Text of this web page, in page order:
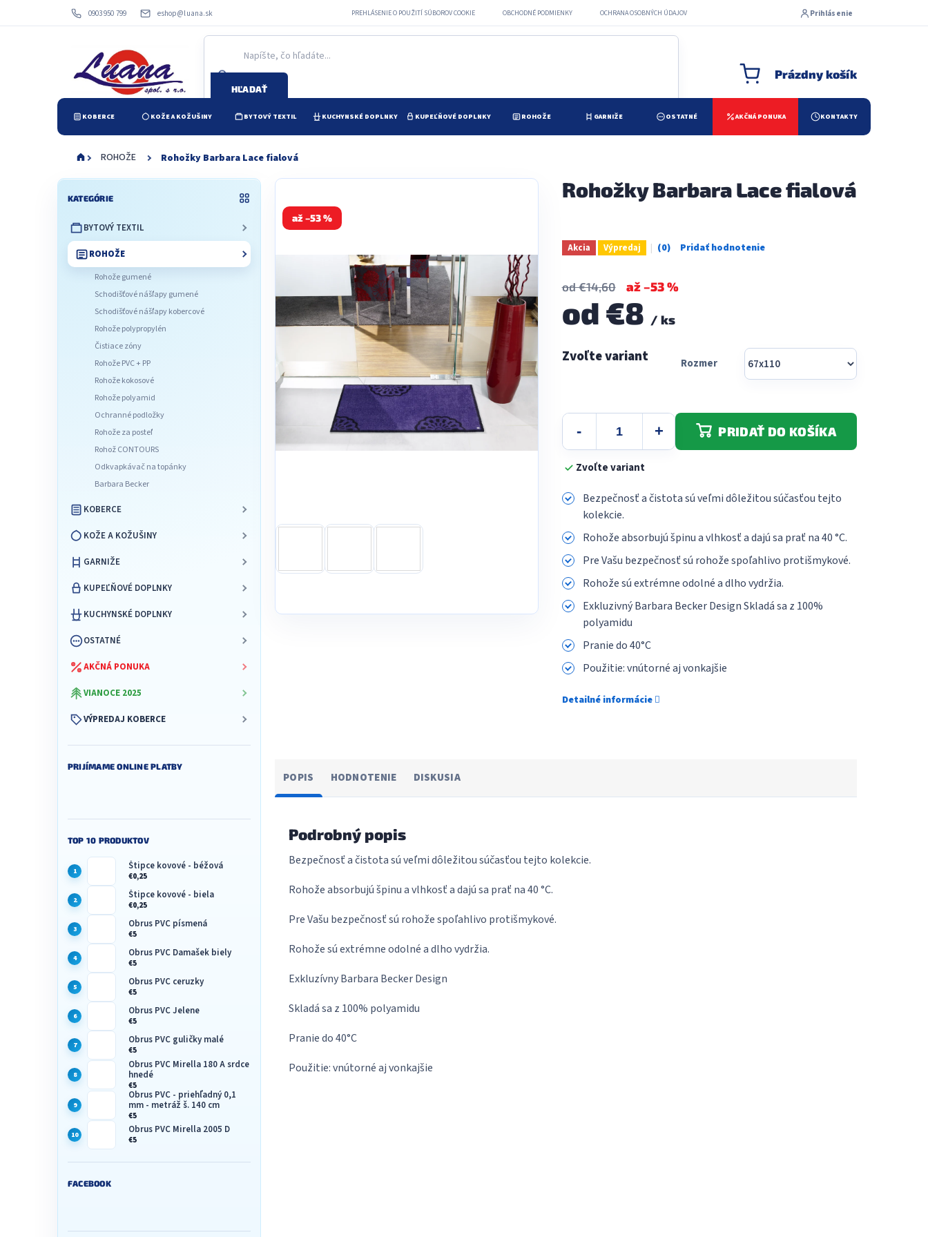
0903 950 799 eshop@luana.sk PREHLÁSENIE O POUŽITÍ SÚBOROV COOKIE OBCHODNÉ PODMIENKY OCHRANA OSOBNÝCH ÚDAJOV Prihlásenie
HĽADAŤ
NÁKUPNÝ KOŠÍK
Prázdny košík
KOBERCE KOŽE A KOŽUŠINY BYTOVÝ TEXTIL KUCHYNSKÉ DOPLNKY KUPEĽŇOVÉ DOPLNKY ROHOŽE GARNIŽE OSTATNÉ AKČNÁ PONUKA KONTAKTY
ROHOŽE Rohožky Barbara Lace fialová
B
Preskočiť
KATEGÓRIE
BYTOVÝ TEXTIL
ROHOŽE
Rohože gumené
Schodišťové nášľapy gumené
Schodišťové nášľapy kobercové
Rohože polypropylén
Čistiace zóny
Rohože PVC + PP
Rohože kokosové
Rohože polyamid
Ochranné podložky
Rohože za posteľ
Rohož CONTOURS
Odkvapkávač na topánky
Barbara Becker
KOBERCE
KOŽE A KOŽUŠINY
GARNIŽE
KUPEĽŇOVÉ DOPLNKY
KUCHYNSKÉ DOPLNKY
OSTATNÉ
AKČNÁ PONUKA
VIANOCE 2025
VÝPREDAJ KOBERCE
PRIJÍMAME ONLINE PLATBY
TOP 10 PRODUKTOV
Štipce kovové - béžová
€0,25
Štipce kovové - biela
€0,25
Obrus PVC písmená
€5
Obrus PVC Damašek biely
€5
Obrus PVC ceruzky
€5
Obrus PVC Jelene
€5
Obrus PVC guličky malé
€5
Obrus PVC Mirella 180 A srdce
hnedé
€5
Obrus PVC - priehľadný 0,1
mm - metráž š. 140 cm
€5
Obrus PVC Mirella 2005 D
€5
FACEBOOK
Rohožky Barbara Lace fialová
Akcia Výpredaj
Priemerné
je
5
až –53 %
od €14,60 až –53 %
od €8 / ks
cena:
Zvoľte variant
Rozmer
PRIDAŤ DO KOŠÍKA
Bezpečnosť a čistota sú veľmi dôležitou súčasťou tejto
kolekcie.
Rohože absorbujú špinu a vlhkosť a dajú sa prať na 40 °C.
Pre Vašu bezpečnosť sú rohože spoľahlivo protišmykové.
Rohože sú extrémne odolné a dlho vydržia.
Exkluzivný Barbara Becker Design Skladá sa z 100%
polyamidu
Pranie do 40°C
Použitie: vnútorné aj vonkajšie
Detailné informácie
POPIS HODNOTENIE DISKUSIA
Podrobný popis
Bezpečnosť a čistota sú veľmi dôležitou súčasťou tejto kolekcie.
Rohože absorbujú špinu a vlhkosť a dajú sa prať na 40 °C.
Pre Vašu bezpečnosť sú rohože spoľahlivo protišmykové.
Rohože sú extrémne odolné a dlho vydržia.
Exkluzívny Barbara Becker Design
Skladá sa z 100% polyamidu
Pranie do 40°C
Použitie: vnútorné aj vonkajšie